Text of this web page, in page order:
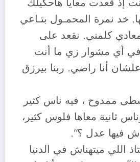
خد نمرة المحمـول بتـاعي
كلمني. نقعد على
في أي مشوار زي ما أنت
أنا راضي. ربنا بيرزق
ممدوح ، فيه ناس كثير
ثانية معاها فلوس كثير،
فيها عدل ؟”.
اللي ميتهناش في الدنيا